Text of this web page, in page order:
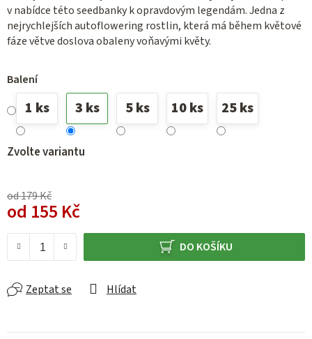
v nabídce této seedbanky k opravdovým legendám. Jedna z
nejrychlejších autoflowering rostlin, která má během květové
fáze větve doslova obaleny voňavými květy.
Balení
1 ks 3 ks 5 ks 10 ks 25 ks
Zvolte variantu
od 179 Kč
od 155 Kč
DO KOŠÍKU
Zeptat se Hlídat